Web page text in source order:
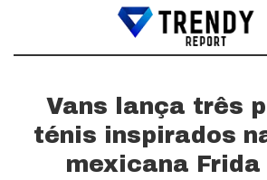
Vans lança três
ténis inspirados
mexicana Frida